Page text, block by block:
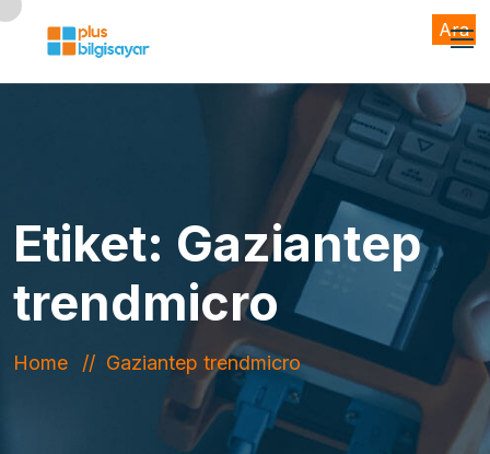
Etiket: Gaziantep
trendmicro
Home Gaziantep trendmicro
Ara